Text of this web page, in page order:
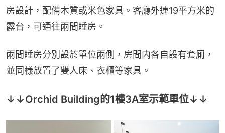
房設計，配備木質或米色家具。客廳外連19平方米的
露台，可通往兩間睡房。
兩間睡房分別設於單位兩側，房間内各自設有套厠，
並同樣放置了雙人床、衣櫃等家具。
↓↓Orchid Building的1樓3A室示範單位↓↓